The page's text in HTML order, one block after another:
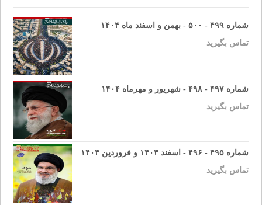
شماره ۴۹۹ - ۵۰۰ - بهمن و اسفند ماه ۱۴۰۴
تماس بگیرید
شماره ۴۹۷ - ۴۹۸ - شهریور و مهرماه ۱۴۰۴
تماس بگیرید
شماره ۴۹۵ - ۴۹۶ - اسفند ۱۴۰۳ و فروردین ۱۴۰۴
تماس بگیرید